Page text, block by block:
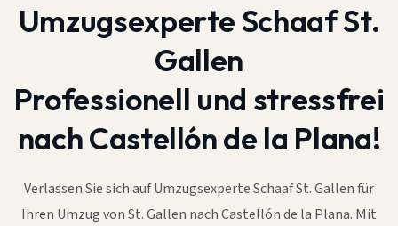
Umzugsexperte Schaaf St.
Gallen
Professionell und stressfrei
nach Castellón de la Plana!
Verlassen Sie sich auf Umzugsexperte Schaaf St. Gallen für
Ihren Umzug von St. Gallen nach Castellón de la Plana. Mit